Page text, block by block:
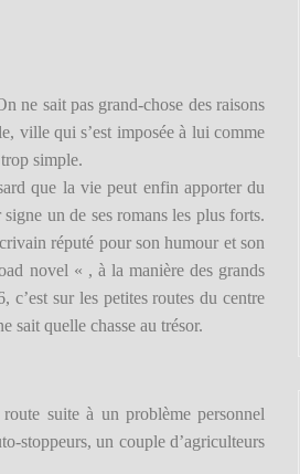
ne sait pas grand-chose des raisons
ville qui s’est imposée à lui comme
simple.
que la vie peut enfin apporter du
un de ses romans les plus forts.
réputé pour son humour et son
novel « , à la manière des grands
c’est sur les petites routes du centre
sait quelle chasse au trésor.
suite à un problème personnel
stoppeurs, un couple d’agriculteurs